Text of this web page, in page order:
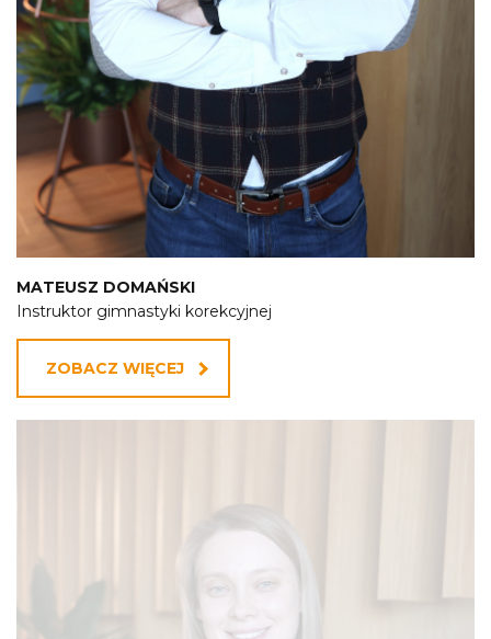
MATEUSZ DOMAŃSKI
Instruktor gimnastyki korekcyjnej
ZOBACZ WIĘCEJ